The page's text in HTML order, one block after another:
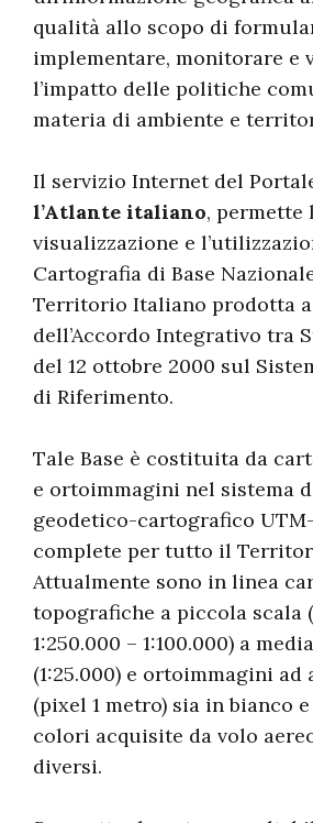
qualità allo scopo di
implementare, monitorare e
l’impatto delle politiche
materia di ambiente e
Il servizio Internet del
l’Atlante italiano, permette
visualizzazione e
Cartografia di Base
Territorio Italiano prodotta
dell’Accordo Integrativo tra
del 12 ottobre 2000 sul
di Riferimento.
Tale Base è costituita da
e ortoimmagini nel sistema
geodetico-cartografico
complete per tutto il
Attualmente sono in linea
topografiche a piccola scala
1:250.000 – 1:100.000) a
(1:25.000) e ortoimmagini
(pixel 1 metro) sia in bianco
colori acquisite da volo
diversi.